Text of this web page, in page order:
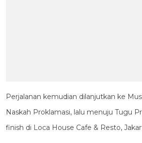
Perjalanan kemudian dilanjutkan ke
Naskah Proklamasi, lalu menuju Tugu
finish di Loca House Cafe & Resto,